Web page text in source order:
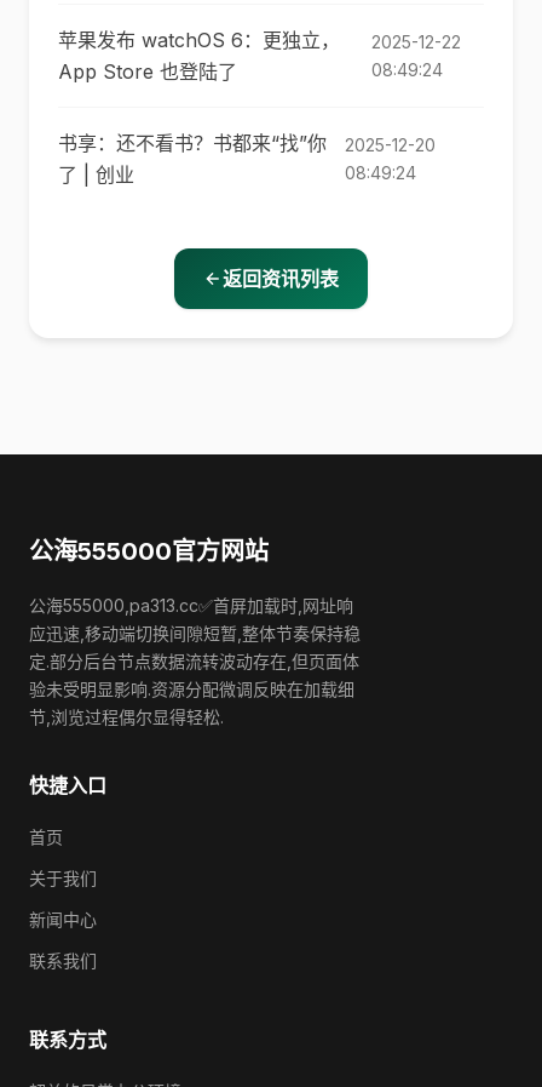
苹果发布 watchOS 6：更独立，
App Store 也登陆了
2025-12-22
08:49:24
书享：还不看书？书都来“找”你
了 | 创业
2025-12-20
08:49:24
返回资讯列表
公海555000官方网站
公海555000,pa313.cc✅首屏加载时,网址响
应迅速,移动端切换间隙短暂,整体节奏保持稳
定.部分后台节点数据流转波动存在,但页面体
验未受明显影响.资源分配微调反映在加载细
节,浏览过程偶尔显得轻松.
快捷入口
首页
关于我们
新闻中心
联系我们
联系方式